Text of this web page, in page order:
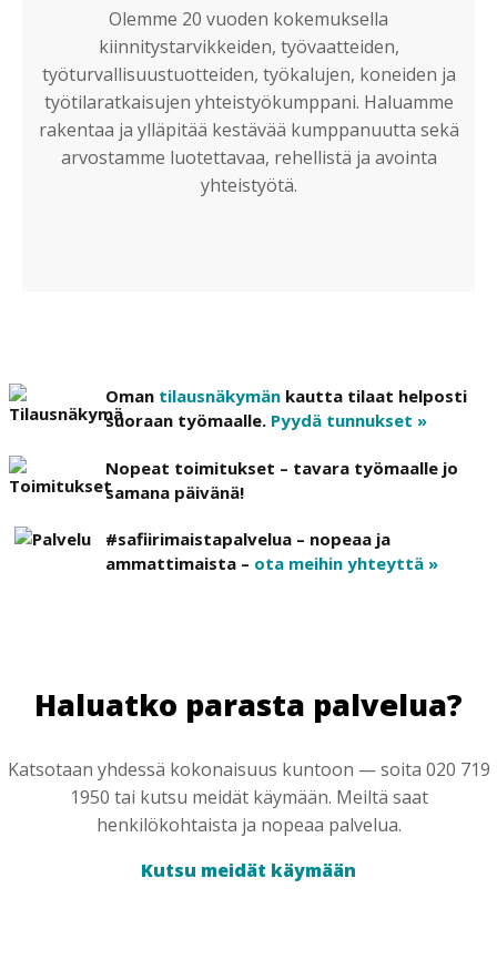
Olemme 20 vuoden kokemuksella
kiinnitystarvikkeiden, työvaatteiden,
työturvallisuustuotteiden, työkalujen, koneiden ja
työtilaratkaisujen yhteistyökumppani. Haluamme
rakentaa ja ylläpitää kestävää kumppanuutta sekä
arvostamme luotettavaa, rehellistä ja avointa
yhteistyötä.
Oman tilausnäkymän kautta tilaat helposti
suoraan työmaalle. Pyydä tunnukset »
Nopeat toimitukset – tavara työmaalle jo
samana päivänä!
#safiirimaistapalvelua – nopeaa ja
ammattimaista – ota meihin yhteyttä »
Haluatko parasta palvelua?
Katsotaan yhdessä kokonaisuus kuntoon — soita 020 719
1950 tai kutsu meidät käymään. Meiltä saat
henkilökohtaista ja nopeaa palvelua.
Kutsu meidät käymään